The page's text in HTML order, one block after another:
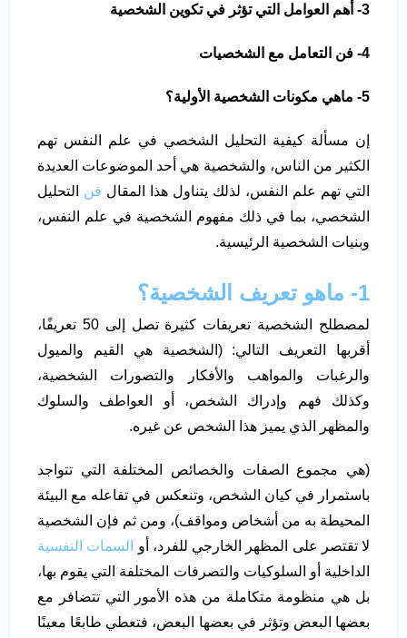
3- أهم العوامل التي تؤثر في تكوين الشخصية
4- فن التعامل مع الشخصيات
5- ماهي مكونات الشخصية الأولية؟
إن مسألة كيفية التحليل الشخصي في علم النفس تهم
الكثير من الناس، والشخصية هي أحد الموضوعات العديدة
التي تهم علم النفس، لذلك يتناول هذا المقال فن التحليل
الشخصي، بما في ذلك مفهوم الشخصية في علم النفس،
وبنيات الشخصية الرئيسية.
1- ماهو تعريف الشخصية؟
لمصطلح الشخصية تعريفات كثيرة تصل إلى 50 تعريفًا،
أقربها التعريف التالي: (الشخصية هي القيم والميول
والرغبات والمواهب والأفكار والتصورات الشخصية،
وكذلك فهم وإدراك الشخص، أو العواطف والسلوك
والمظهر الذي يميز هذا الشخص عن غيره.
(هي مجموع الصفات والخصائص المختلفة التي تتواجد
باستمرار في كيان الشخص، وتنعكس في تفاعله مع البيئة
المحيطة به من أشخاص ومواقف)، ومن ثم فإن الشخصية
لا تقتصر على المظهر الخارجي للفرد، أو
السمات النفسية
الداخلية أو السلوكيات والتصرفات المختلفة التي يقوم بها،
بل هي منظومة متكاملة من هذه الأمور التي تتضافر مع
بعضها البعض وتؤثر في بعضها البعض، فتعطي طابعًا معينًا